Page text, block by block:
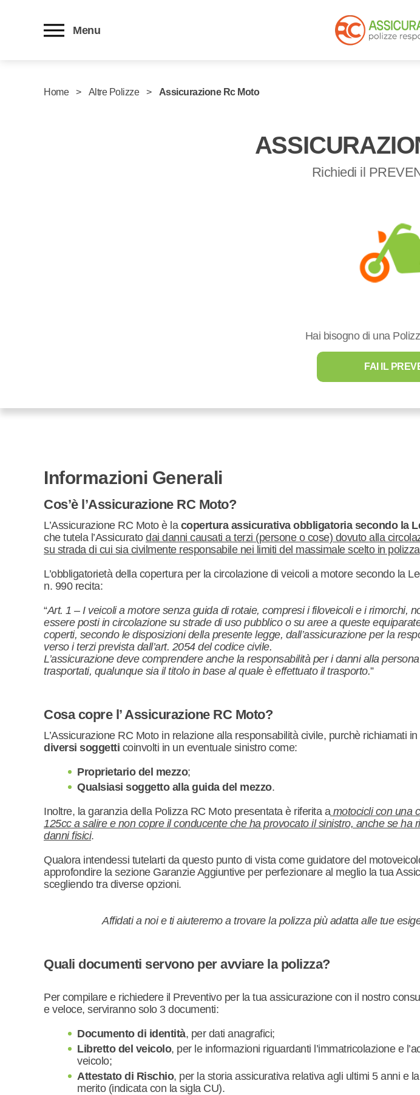
Menu
Home Altre Polizze Assicurazione Rc Moto
Richiedi il
Hai bisogno di una
FAI IL
Informazioni Generali
Cos’è l’Assicurazione RC Moto?
L’Assicurazione RC Moto è la copertura assicurativa obbligatoria secondo la
che tutela l’Assicurato dai danni causati a terzi (persone o cose) dovuto alla
su strada di cui sia civilmente responsabile nei limiti del massimale scelto in polizza
L’obbligatorietà della copertura per la circolazione di veicoli a motore secondo la
n. 990 recita:
“Art. 1 – I veicoli a motore senza guida di rotaie, compresi i filoveicoli e i rimorchi,
essere posti in circolazione su strade di uso pubblico o su aree a queste
coperti, secondo le disposizioni della presente legge, dall’assicurazione per la
verso i terzi prevista dall’art. 2054 del codice civile.
L’assicurazione deve comprendere anche la responsabilità per i danni alla
trasportati, qualunque sia il titolo in base al quale è effettuato il trasporto.”
Cosa copre l’ Assicurazione RC Moto?
L’Assicurazione RC Moto in relazione alla responsabilità civile, purchè richiamati
diversi soggetti coinvolti in un eventuale sinistro come:
Proprietario del mezzo;
Qualsiasi soggetto alla guida del mezzo.
Inoltre, la garanzia della Polizza RC Moto presentata è riferita amotocicli con una
125cc a salire e non copre il conducente che ha provocato il sinistro, anche se ha
danni fisici.
Qualora intendessi tutelarti da questo punto di vista come guidatore del
approfondire la sezione Garanzie Aggiuntive per perfezionare al meglio la tua
scegliendo tra diverse opzioni.
Affidati a noi e ti aiuteremo a trovare la polizza più adatta alle tue
Quali documenti servono per avviare la polizza?
Per compilare e richiedere il Preventivo per la tua assicurazione con il nostro
e veloce, serviranno solo 3 documenti:
Documento di identità, per dati anagrafici;
Libretto del veicolo, per le informazioni riguardanti l’immatricolazione e
veicolo;
Attestato di Rischio, per la storia assicurativa relativa agli ultimi 5 anni e
merito (indicata con la sigla CU).